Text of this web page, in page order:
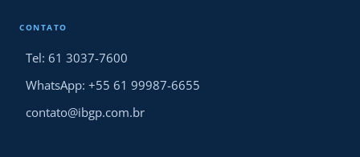
CONTATO
Tel: 61 3037-7600
WhatsApp: +55 61 99987-6655
contato@ibgp.com.br